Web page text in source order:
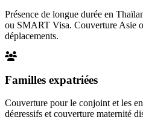
Présence de longue durée en
ou SMART Visa. Couverture Asie
déplacements.
Familles expatriées
Couverture pour le conjoint et les
dégressifs et couverture maternité